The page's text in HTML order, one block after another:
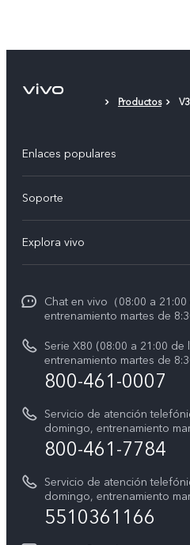
Productos
Enlaces populares
V60 Lite 5G
Y29
Soporte
Funtouch OS
Centro de servicio
Consulta el Precio de los
Manual de usuario
Actualización del sistema
Instrucciones de la garantía de
Explora vivo
La vida en vivo
Acerca de nosotros
Avisos legales
Centro de privacidad de vivo
T&C X300 Pro
Chat en vivo（08:00 a
entrenamiento martes de
Serie X80 (08:00 a 21:00
entrenamiento martes de
800-461-0007
Servicio de atención
domingo, entrenamiento
800-461-7784
Servicio de atención
domingo, entrenamiento
5510361166